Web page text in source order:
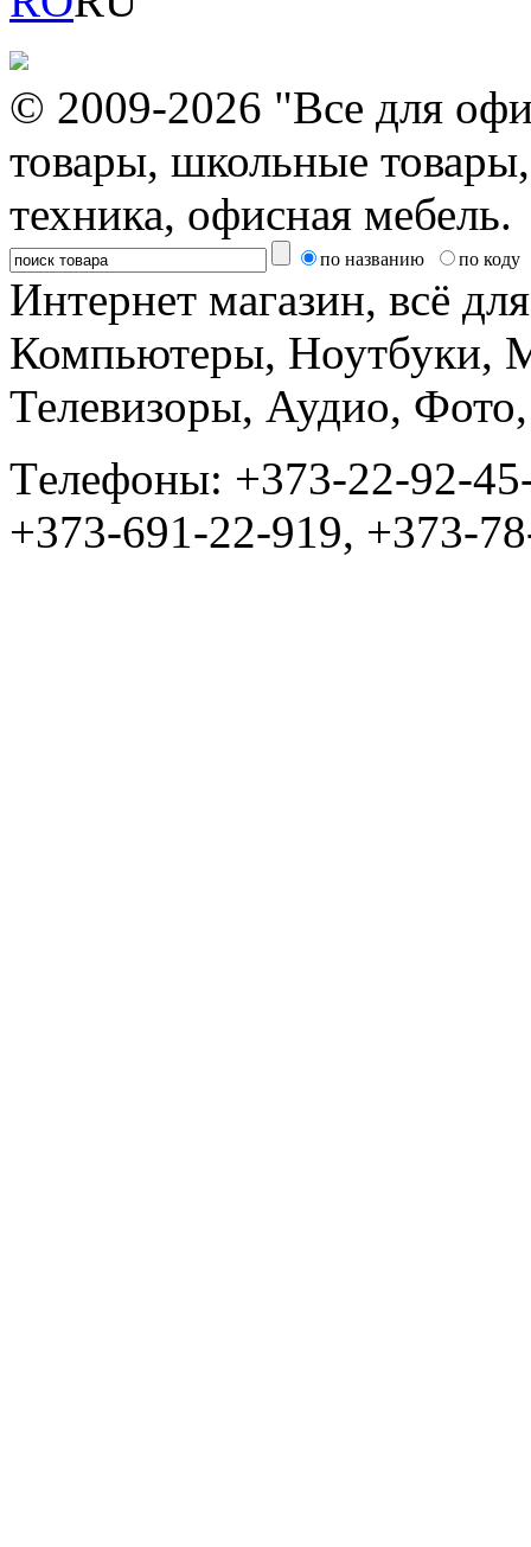
© 2009-2026 "Все для
товары, школьные
техника, офисная мебель.
по названию по коду
Интернет магазин, всё
Компьютеры, Ноутбуки,
Телевизоры, Аудио,
Tелефоны: +373-22-92-
+373-691-22-919, +373-